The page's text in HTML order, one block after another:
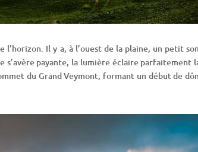
Il y a, à l’ouest de la plaine, un petit
s’avère payante, la lumière éclaire parfaitement
du Grand Veymont, formant un début de